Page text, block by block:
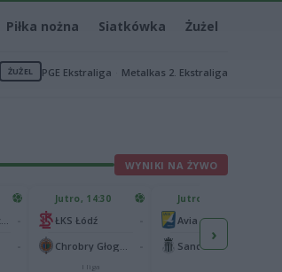
Piłka nożna Siatkówka Żużel
ŻUŻEL PGE Ekstraliga Metalkas 2. Ekstraliga
WYNIKI NA ŻYWO
Jutro, 14:30
ŁKS Łódź
I liga
Jutro, 14:30
Avia Świdnik
›